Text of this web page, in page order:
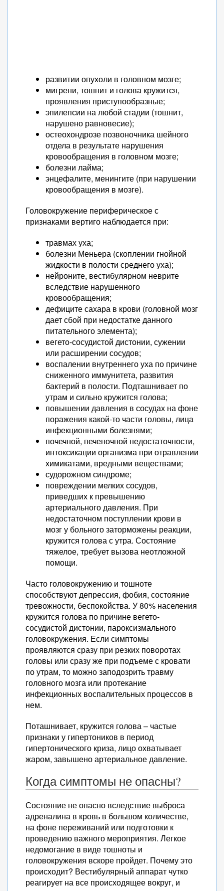
развитии опухоли в головном мозге;
мигрени, тошнит и голова кружится,
проявления приступообразные;
эпилепсии на любой стадии (тошнит,
нарушено равновесие);
остеохондрозе позвоночника шейного
отдела в результате нарушения
кровообращения в головном мозге;
болезни лайма;
энцефалите, менингите (при нарушении
кровообращения в мозге).
Головокружение периферическое с
признаками вертиго наблюдается при:
травмах уха;
болезни Меньера (скоплении гнойной
жидкости в полости среднего уха);
нейроните, вестибулярном неврите
вследствие нарушенного
кровообращения;
дефиците сахара в крови (головной мозг
дает сбой при недостатке данного
питательного элемента);
вегето-сосудистой дистонии, сужении
или расширении сосудов;
воспалении внутреннего уха по причине
сниженного иммунитета, развития
бактерий в полости. Подташнивает по
утрам и сильно кружится голова;
повышении давления в сосудах на фоне
поражения какой-то части головы, лица
инфекционными болезнями;
почечной, печеночной недостаточности,
интоксикации организма при отравлении
химикатами, вредными веществами;
судорожном синдроме;
повреждении мелких сосудов,
приведших к превышению
артериального давления. При
недостаточном поступлении крови в
мозг у больного заторможены реакции,
кружится голова с утра. Состояние
тяжелое, требует вызова неотложной
помощи.
Часто головокружению и тошноте
способствуют депрессия, фобия, состояние
тревожности, беспокойства. У 80% населения
кружится голова по причине вегето-
сосудистой дистонии, пароксизмального
головокружения. Если симптомы
проявляются сразу при резких поворотах
головы или сразу же при подъеме с кровати
по утрам, то можно заподозрить травму
головного мозга или протекание
инфекционных воспалительных процессов в
нем.
Поташнивает, кружится голова – частые
признаки у гипертоников в период
гипертонического криза, лицо охватывает
жаром, завышено артериальное давление.
Когда симптомы не опасны?
Состояние не опасно вследствие выброса
адреналина в кровь в большом количестве,
на фоне переживаний или подготовки к
проведению важного мероприятия. Легкое
недомогание в виде тошноты и
головокружения вскоре пройдет. Почему это
происходит? Вестибулярный аппарат чутко
реагирует на все происходящее вокруг, и